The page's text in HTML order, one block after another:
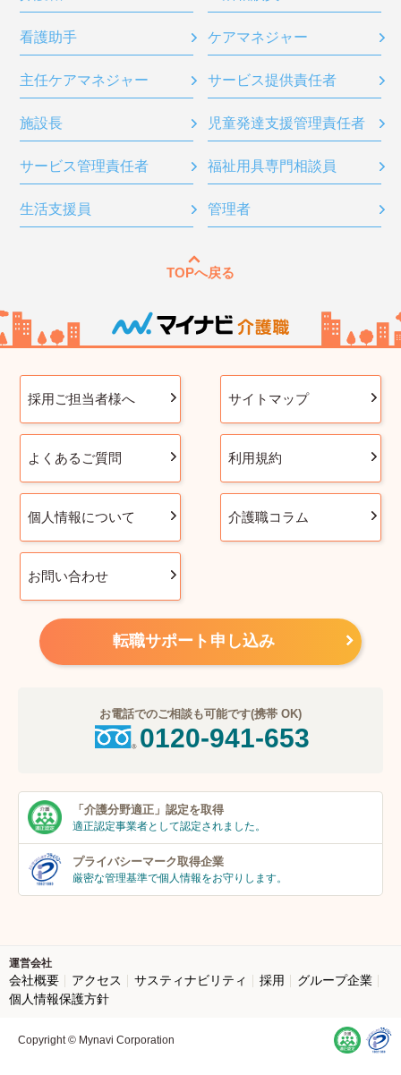
看護助手 ケアマネジャー
主任ケアマネジャー サービス提供責任者
施設長 児童発達支援管理責任者
サービス管理責任者 福祉用具専門相談員
生活支援員 管理者
TOPへ戻る
採用ご担当者様へ サイトマップ
よくあるご質問 利用規約
個人情報について 介護職コラム
お問い合わせ
転職サポート申し込み
お電話でのご相談も可能です(携帯 OK)
0120-941-653
「介護分野適正」 認定を取得
適正認定事業者として認定されました。
プライバシーマーク取得企業
厳密な管理基準で個人情報をお守りします。
運営会社
会社概要 アクセス サスティナビリティ 採用
グループ企業
個人情報保護方針
Copyright © Mynavi Corporation